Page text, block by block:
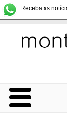
Receba as